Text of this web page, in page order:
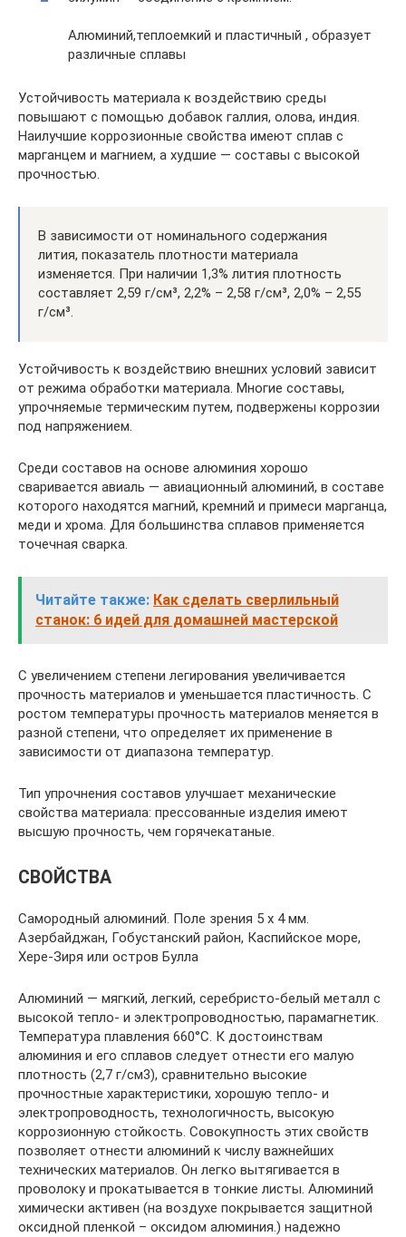
Алюминий,теплоемкий и пластичный , образует
различные сплавы
Устойчивость материала к воздействию среды
повышают с помощью добавок галлия, олова, индия.
Наилучшие коррозионные свойства имеют сплав с
марганцем и магнием, а худшие — составы с высокой
прочностью.
В зависимости от номинального содержания
лития, показатель плотности материала
изменяется. При наличии 1,3% лития плотность
составляет 2,59 г/см³, 2,2% – 2,58 г/см³, 2,0% – 2,55
г/см³.
Устойчивость к воздействию внешних условий зависит
от режима обработки материала. Многие составы,
упрочняемые термическим путем, подвержены коррозии
под напряжением.
Среди составов на основе алюминия хорошо
сваривается авиаль — авиационный алюминий, в составе
которого находятся магний, кремний и примеси марганца,
меди и хрома. Для большинства сплавов применяется
точечная сварка.
Читайте также: Как сделать сверлильный
станок: 6 идей для домашней мастерской
С увеличением степени легирования увеличивается
прочность материалов и уменьшается пластичность. С
ростом температуры прочность материалов меняется в
разной степени, что определяет их применение в
зависимости от диапазона температур.
Тип упрочнения составов улучшает механические
свойства материала: прессованные изделия имеют
высшую прочность, чем горячекатаные.
СВОЙСТВА
Самородный алюминий. Поле зрения 5 x 4 мм.
Азербайджан, Гобустанский район, Каспийское море,
Хере-Зиря или остров Булла
Алюминий — мягкий, легкий, серебристо-белый металл с
высокой тепло- и электропроводностью, парамагнетик.
Температура плавления 660°C. К достоинствам
алюминия и его сплавов следует отнести его малую
плотность (2,7 г/см3), сравнительно высокие
прочностные характеристики, хорошую тепло- и
электропроводность, технологичность, высокую
коррозионную стойкость. Совокупность этих свойств
позволяет отнести алюминий к числу важнейших
технических материалов. Он легко вытягивается в
проволоку и прокатывается в тонкие листы. Алюминий
химически активен (на воздухе покрывается защитной
оксидной пленкой – оксидом алюминия.) надежно